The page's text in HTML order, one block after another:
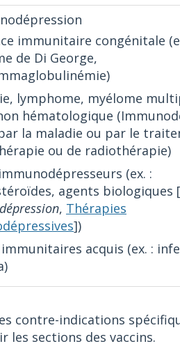
immunitaire congénitale
de Di George,
lymphome, myélome
hématologique
la maladie ou par le
ou de radiothérapie)
(ex. :
agents biologiques
, Thérapies
])
acquis (ex. :
contre-indications
les sections des vaccins.